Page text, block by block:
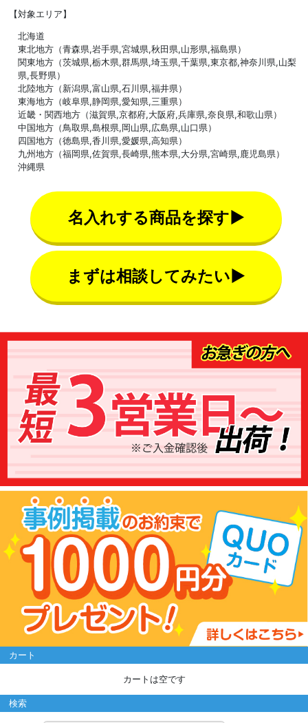
【対象エリア】
北海道
東北地方（青森県,岩手県,宮城県,秋田県,山形県,福島県）
関東地方（茨城県,栃木県,群馬県,埼玉県,千葉県,東京都,神奈川県,山梨
県,長野県）
北陸地方（新潟県,富山県,石川県,福井県）
東海地方（岐阜県,静岡県,愛知県,三重県）
近畿・関西地方（滋賀県,京都府,大阪府,兵庫県,奈良県,和歌山県）
中国地方（鳥取県,島根県,岡山県,広島県,山口県）
四国地方（徳島県,香川県,愛媛県,高知県）
九州地方（福岡県,佐賀県,長崎県,熊本県,大分県,宮崎県,鹿児島県）
沖縄県
名入れする商品を探す▶
まずは相談してみたい▶
カート
カートは空です
検索